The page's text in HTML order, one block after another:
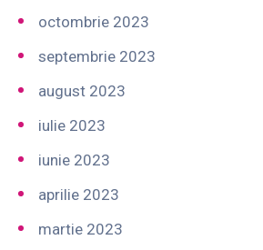
octombrie 2023
septembrie 2023
august 2023
iulie 2023
iunie 2023
aprilie 2023
martie 2023